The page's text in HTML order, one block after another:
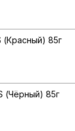
(Красный) 85г
(Чёрный) 85г